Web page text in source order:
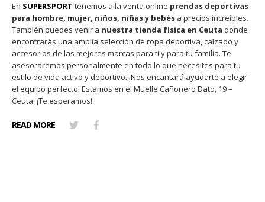
En SUPERSPORT tenemos a la venta online prendas deportivas
para hombre, mujer, niños, niñas y bebés a precios increíbles.
También puedes venir a nuestra tienda física en Ceuta donde
encontrarás una amplia selección de ropa deportiva, calzado y
accesorios de las mejores marcas para ti y para tu familia. Te
asesoraremos personalmente en todo lo que necesites para tu
estilo de vida activo y deportivo. ¡Nos encantará ayudarte a elegir
el equipo perfecto! Estamos en el Muelle Cañonero Dato, 19 –
Ceuta. ¡Te esperamos!
READ MORE